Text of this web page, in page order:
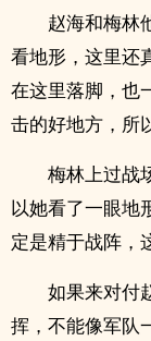
赵海和梅林
看地形，这里还
在这里落脚，也
击的好地方，所
梅林上过战
以她看了一眼地
定是精于战阵，
如果来对付
挥，不能像军队